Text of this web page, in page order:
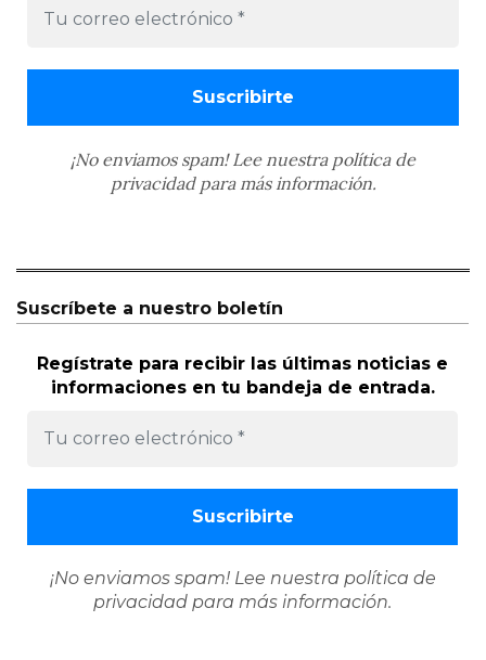
¡No enviamos spam! Lee nuestra política de
privacidadpara más información.
Suscríbete a nuestro boletín
Regístrate para recibir las últimas noticias e
informaciones en tu bandeja de entrada.
¡No enviamos spam! Lee nuestra política de
privacidad para más información.